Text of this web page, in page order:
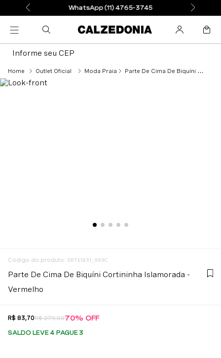
WhatsApp (11) 4765-3745
Informe seu CEP
Outlet Oficial Moda Praia Parte De Cima De Biquíni Cortininha Islamorada - Vermelho
: 0RTE1831_989C
Parte De Cima De Biquíni Cortininha Islamorada -
Vermelho
R$ 83,70R$ 279,0070% OFF
SALDO LEVE 4 PAGUE 3